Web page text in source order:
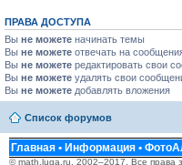
ПРАВА ДОСТУПА
Вы не можете начинать темы
Вы не можете отвечать на
Вы не можете редактировать свои
Вы не можете удалять свои
Вы не можете добавлять вложения
Список форумов
Главная • Информация •
© math.luga.ru, 2002–2017. Все права